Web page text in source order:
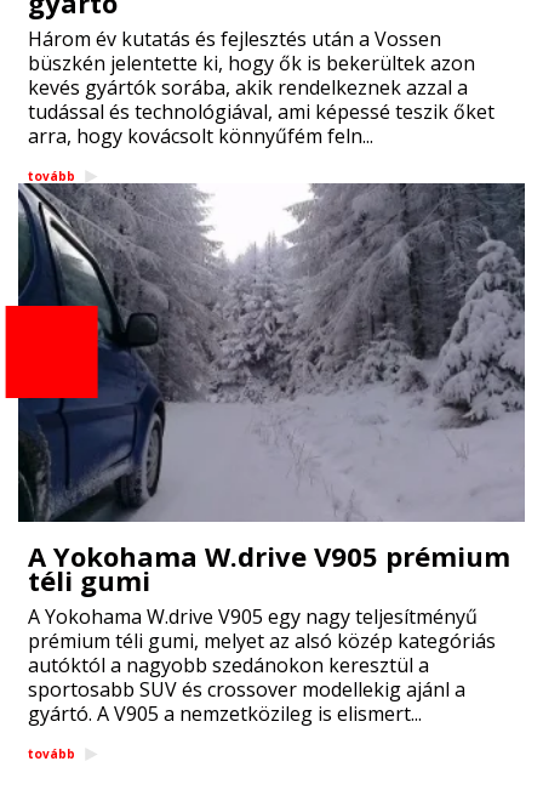
Három év kutatás és fejlesztés után a Vossen
büszkén jelentette ki, hogy ők is bekerültek azon
kevés gyártók sorába, akik rendelkeznek azzal a
tudással és technológiával, ami képessé teszik őket
arra, hogy kovácsolt könnyűfém feln...
tovább
A Yokohama W.drive V905 prémium
téli gumi
A Yokohama W.drive V905 egy nagy teljesítményű
prémium téli gumi, melyet az alsó közép kategóriás
autóktól a nagyobb szedánokon keresztül a
sportosabb SUV és crossover modellekig ajánl a
gyártó. A V905 a nemzetközileg is elismert...
tovább